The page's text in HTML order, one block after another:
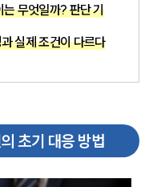
무엇일까? 판단 기
실제 조건이 다르다
초기 대응 방법